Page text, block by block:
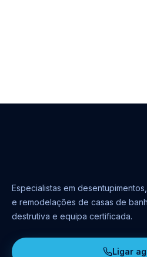
Especialistas em
e remodelações de casas de
destrutiva e equipa certificada.
Ligar